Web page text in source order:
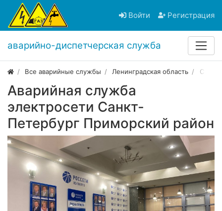
Войти Регистрация
аварийно-диспетчерская служба
Все аварийные службы Ленинградская область
Аварийная служба
электросети Санкт-
Петербург Приморский район